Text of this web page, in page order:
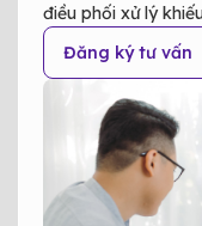
điều phối xử lý
hàng nào không
Đăng ký tư vấn